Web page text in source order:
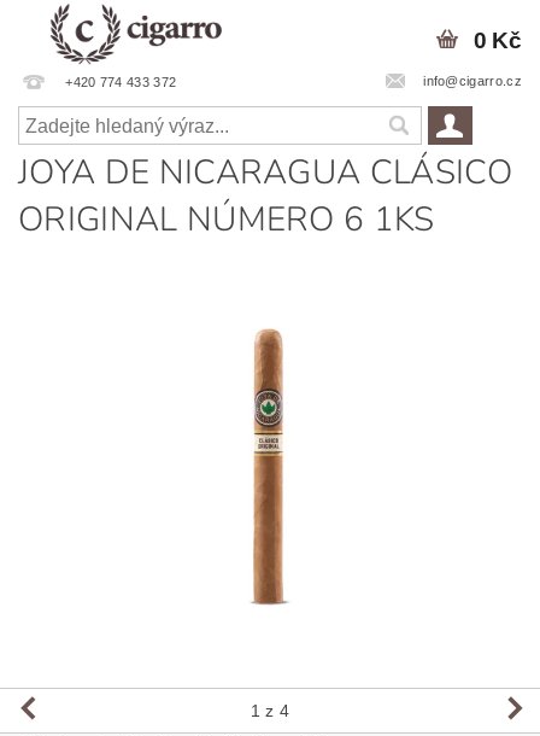
+420 774 433 372 info@cigarro.cz
0 Kč
JOYA DE NICARAGUA CLÁSICO
ORIGINAL NÚMERO 6 1KS
1 z 4